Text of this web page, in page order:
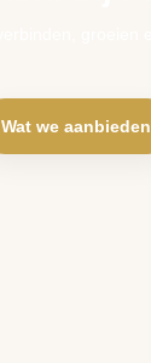
Wat we aanbieden